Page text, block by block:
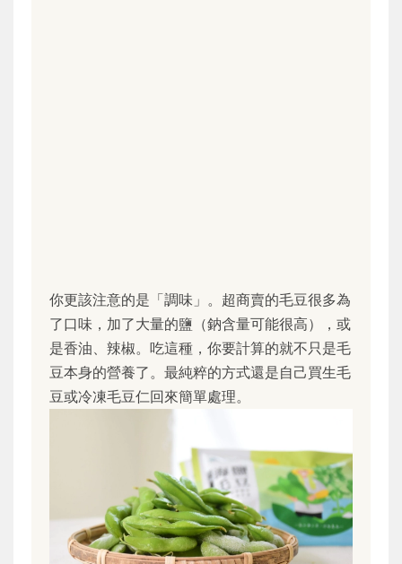
你更該注意的是「調味」。超商賣的毛豆很多為
了口味，加了大量的鹽（鈉含量可能很高），或
是香油、辣椒。吃這種，你要計算的就不只是毛
豆本身的營養了。最純粹的方式還是自己買生毛
豆或冷凍毛豆仁回來簡單處理。